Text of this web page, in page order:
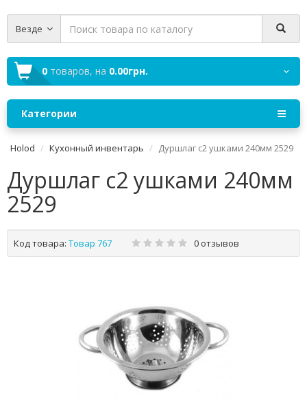
Везде
0 товаров, на 0.00грн.
Категории
Holod Кухонный инвентарь Дуршлаг с2 ушками 240мм 2529
Дуршлаг с2 ушками 240мм
2529
Код товара: Товар 767 0 отзывов